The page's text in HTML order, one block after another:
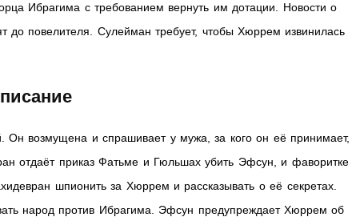
Ибрагима с требованием вернуть им дотации. Новости о
до повелителя. Сулейман требует, чтобы Хюррем извинилась
возмущена и спрашивает у мужа, за кого он её принимает,
отдаёт приказ Фатьме и Гюльшах убить Эфсун, и фаворитке
шпионить за Хюррем и рассказывать о её секретах.
народ против Ибрагима. Эфсун предупреждает Хюррем об